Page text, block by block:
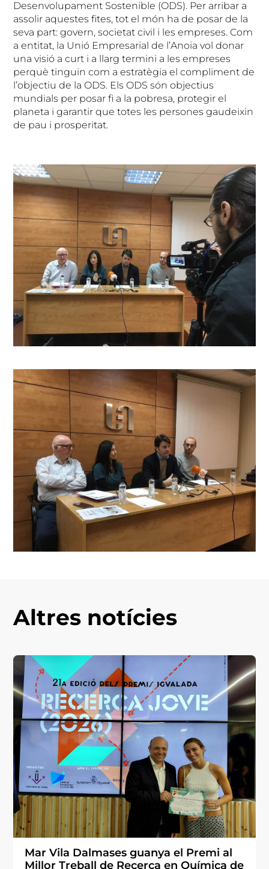
Desenvolupament Sostenible (ODS). Per arribar a
assolir aquestes fites, tot el món ha de posar de la
seva part: govern, societat civil i les empreses. Com
a entitat, la Unió Empresarial de l’Anoia vol donar
una visió a curt i a llarg termini a les empreses
perquè tinguin com a estratègia el compliment de
l’objectiu de la ODS. Els ODS són objectius
mundials per posar fi a la pobresa, protegir el
planeta i garantir que totes les persones gaudeixin
de pau i prosperitat.
Altres notícies
Mar Vila Dalmases guanya el Premi al
Millor Treball de Recerca en Química de